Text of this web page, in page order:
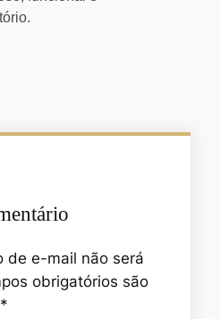
de e-mail não será
obrigatórios são
*